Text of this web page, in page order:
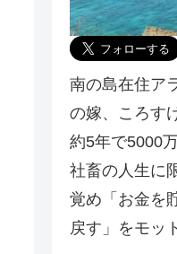
南の島在住ア
の嫁、ころす
約5年で5000
社畜の人生に
覚め「お金を
戻す」をモッ